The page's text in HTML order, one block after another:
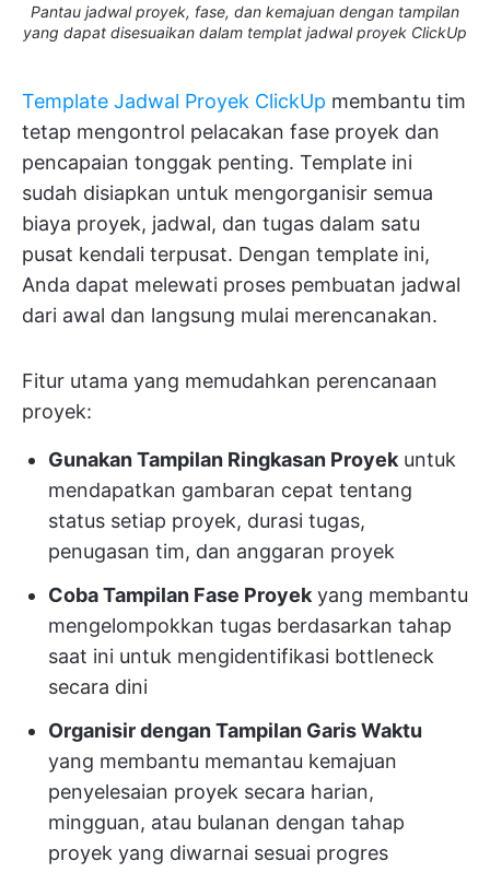
Pantau jadwal proyek, fase, dan kemajuan dengan tampilan
yang dapat disesuaikan dalam templat jadwal proyek ClickUp
Template Jadwal Proyek ClickUp membantu tim
tetap mengontrol pelacakan fase proyek dan
pencapaian tonggak penting. Template ini
sudah disiapkan untuk mengorganisir semua
biaya proyek, jadwal, dan tugas dalam satu
pusat kendali terpusat. Dengan template ini,
Anda dapat melewati proses pembuatan jadwal
dari awal dan langsung mulai merencanakan.
Fitur utama yang memudahkan perencanaan
proyek:
Gunakan Tampilan Ringkasan Proyek untuk
mendapatkan gambaran cepat tentang
status setiap proyek, durasi tugas,
penugasan tim, dan anggaran proyek
Coba Tampilan Fase Proyek yang membantu
mengelompokkan tugas berdasarkan tahap
saat ini untuk mengidentifikasi bottleneck
secara dini
Organisir dengan Tampilan Garis Waktu
yang membantu memantau kemajuan
penyelesaian proyek secara harian,
mingguan, atau bulanan dengan tahap
proyek yang diwarnai sesuai progres